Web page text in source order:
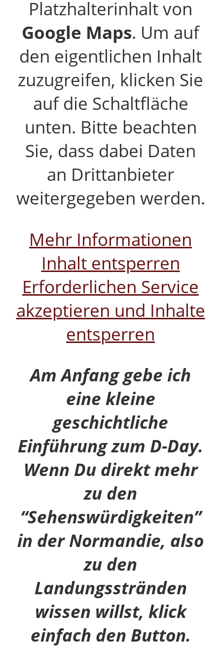
Platzhalterinhalt von
Google Maps. Um auf
den eigentlichen Inhalt
zuzugreifen, klicken Sie
auf die Schaltfläche
unten. Bitte beachten
Sie, dass dabei Daten
an Drittanbieter
weitergegeben werden.
Mehr Informationen
Inhalt entsperren
Erforderlichen Service
akzeptieren und Inhalte
entsperren
Am Anfang gebe ich
eine kleine
geschichtliche
Einführung zum D-Day.
Wenn Du direkt mehr
zu den
“Sehenswürdigkeiten”
in der Normandie, also
zu den
Landungsstränden
wissen willst, klick
einfach den Button.